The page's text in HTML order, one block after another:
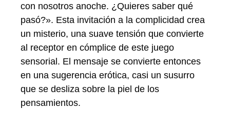
con nosotros anoche. ¿Quieres saber qué
pasó?». Esta invitación a la complicidad crea
un misterio, una suave tensión que convierte
al receptor en cómplice de este juego
sensorial. El mensaje se convierte entonces
en una sugerencia erótica, casi un susurro
que se desliza sobre la piel de los
pensamientos.